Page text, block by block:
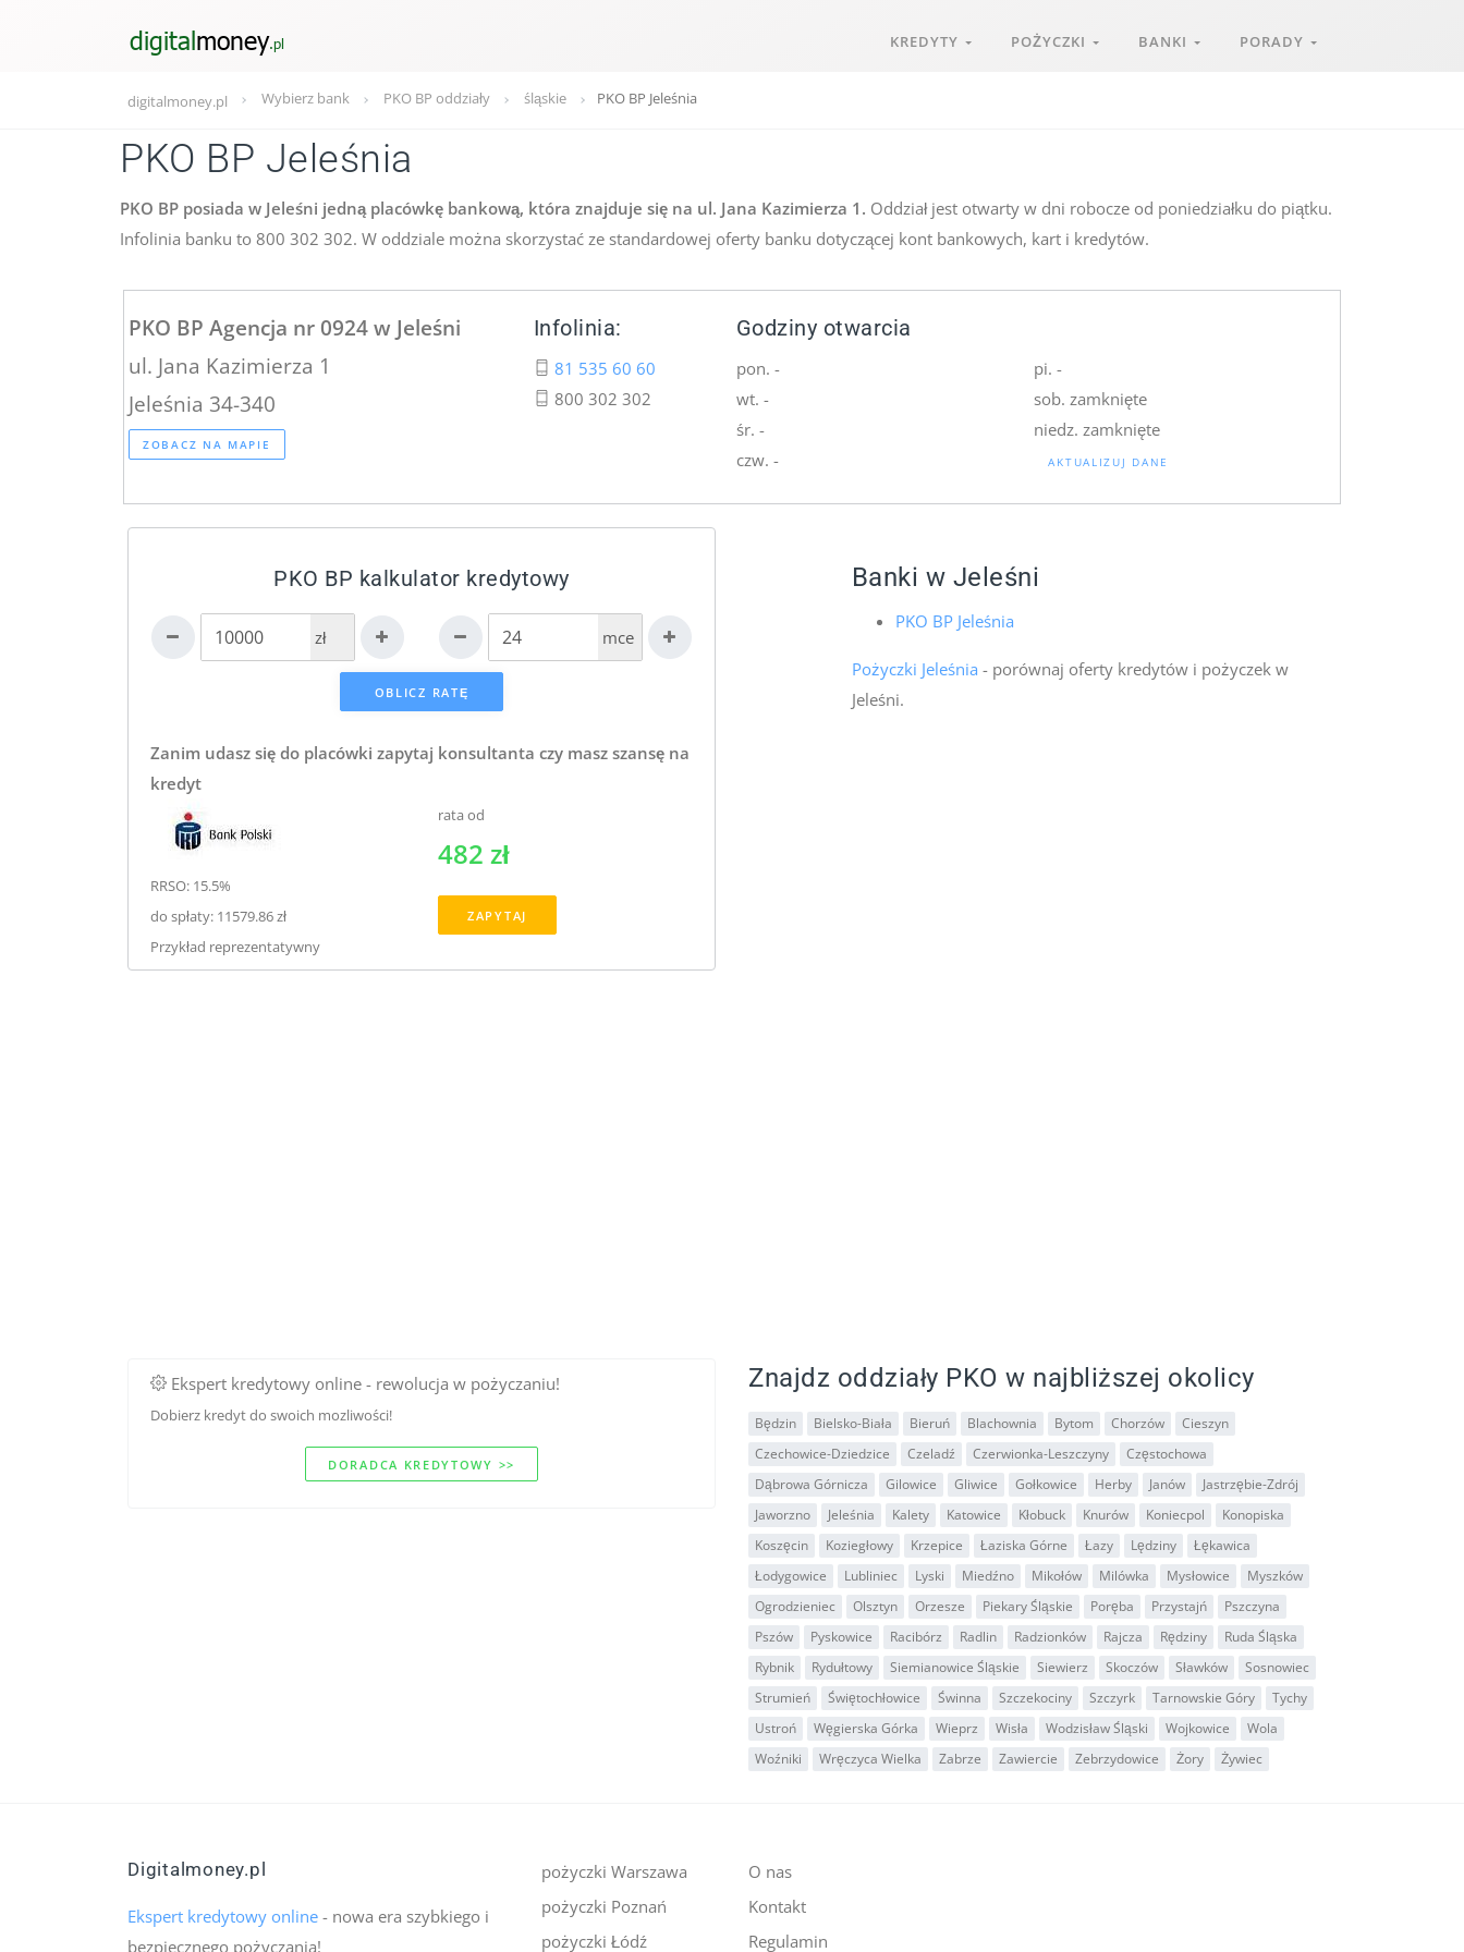
KREDYTY POŻYCZKI BANKI PORADY
digitalmoney.pl Wybierz bank PKO BP oddziały śląskie PKO BP Jeleśnia
PKO BP Jeleśnia
PKO BP posiada w Jeleśni jedną placówkę bankową, która znajduje się na ul. Jana Kazimierza 1. Oddział jest otwarty w dni robocze od poniedziałku do piątku.
Infolinia banku to 800 302 302. W oddziale można skorzystać ze standardowej oferty banku dotyczącej kont bankowych, kart i kredytów.
PKO BP Agencja nr 0924 w Jeleśni
ul. Jana Kazimierza 1
Jeleśnia 34-340
ZOBACZ NA MAPIE
Infolinia:
81 535 60 60
800 302 302
Godziny otwarcia
pon. -
wt. -
śr. -
czw. -
pi. -
sob. zamknięte
niedz. zamknięte
AKTUALIZUJ DANE
PKO BP kalkulator kredytowy
zł mce
Zanim udasz się do placówki zapytaj konsultanta czy masz szansę na
kredyt
RRSO: 15.5%
do spłaty: 11579.86 zł
Przykład reprezentatywny
rata od
482 zł
ZAPYTAJ
Banki w Jeleśni
PKO BP Jeleśnia
Pożyczki Jeleśnia - porównaj oferty kredytów i pożyczek w
Jeleśni.
Ekspert kredytowy online - rewolucja w pożyczaniu!
Dobierz kredyt do swoich mozliwości!
DORADCA KREDYTOWY >>
Znajdz oddziały PKO w najbliższej okolicy
Będzin Bielsko-Biała Bieruń Blachownia Bytom Chorzów
Cieszyn
Czechowice-Dziedzice
Czeladź Czerwionka-Leszczyny
Częstochowa
Dąbrowa Górnicza
Gilowice Gliwice Gołkowice Herby Janów
Jastrzębie-Zdrój
Jaworzno
Jeleśnia Kalety Katowice Kłobuck Knurów Koniecpol
Konopiska
Koszęcin
Koziegłowy Krzepice Łaziska Górne Łazy Lędziny
Łękawica
Łodygowice
Lubliniec Lyski Miedźno Mikołów Milówka Mysłowice
Myszków
Ogrodzieniec
Olsztyn Orzesze Piekary Śląskie Poręba Przystajń
Pszczyna
Pszów
Pyskowice Racibórz Radlin Radzionków Rajcza Rędziny
Ruda Śląska
Rybnik
Rydułtowy Siemianowice Śląskie Siewierz Skoczów Sławków
Sosnowiec
Strumień
Świętochłowice Świnna Szczekociny Szczyrk Tarnowskie Góry
Tychy
Ustroń
Węgierska Górka Wieprz Wisła Wodzisław Śląski Wojkowice
Wola
Woźniki
Wręczyca Wielka Zabrze Zawiercie Zebrzydowice Żory Żywiec
pożyczki Warszawa
pożyczki Poznań
pożyczki Łódź
O nas
Kontakt
Regulamin
Digitalmoney.pl
Ekspert kredytowy online - nowa era szybkiego i
bezpiecznego pożyczania!